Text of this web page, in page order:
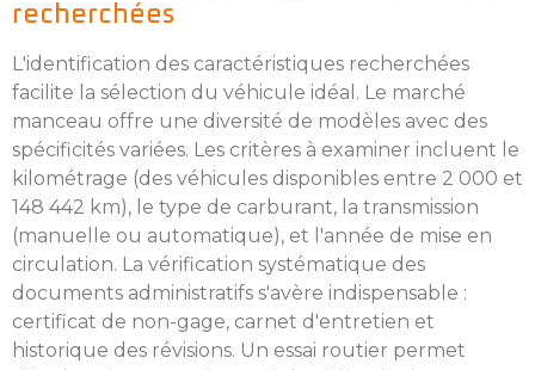
recherchées
L'identification des caractéristiques recherchées
facilite la sélection du véhicule idéal. Le marché
manceau offre une diversité de modèles avec des
spécificités variées. Les critères à examiner incluent le
kilométrage (des véhicules disponibles entre 2 000 et
148 442 km), le type de carburant, la transmission
(manuelle ou automatique), et l'année de mise en
circulation. La vérification systématique des
documents administratifs s'avère indispensable :
certificat de non-gage, carnet d'entretien et
historique des révisions. Un essai routier permet